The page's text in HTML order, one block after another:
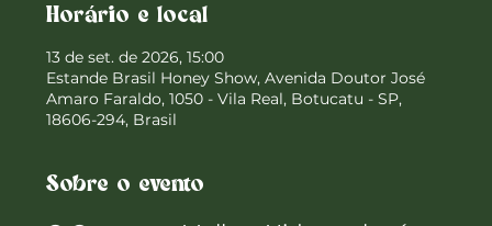
Horário e local
13 de set. de 2026, 15:00
Estande Brasil Honey Show, Avenida Doutor José
Amaro Faraldo, 1050 - Vila Real, Botucatu - SP,
18606-294, Brasil
Sobre o evento